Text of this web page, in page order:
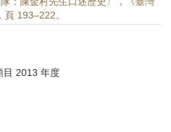
193–222。
目 2013 年度